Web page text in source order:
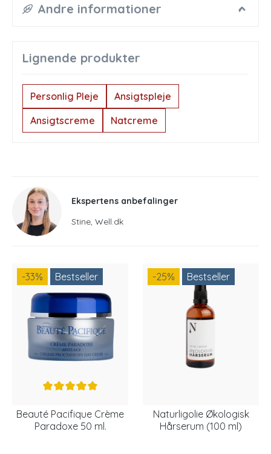
Andre informationer
Lignende produkter
Personlig Pleje
Ansigtspleje
Ansigtscreme
Natcreme
Ekspertens anbefalinger
Stine, Well.dk
-33% Bestseller
Beauté Pacifique Crème
Paradoxe 50 ml.
-25% Bestseller
Naturligolie Økologisk
Hårserum (100 ml)